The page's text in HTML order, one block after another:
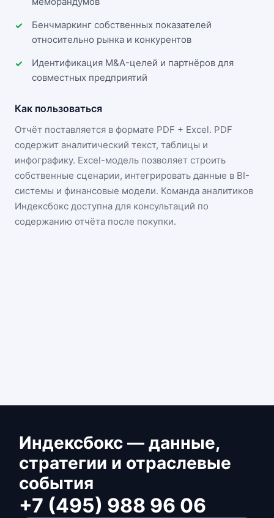
Бенчмаркинг собственных показателей
относительно рынка и конкурентов
Идентификация M&A-целей и партнёров для
совместных предприятий
Как пользоваться
Отчёт поставляется в формате PDF + Excel. PDF
содержит аналитический текст, таблицы и
инфографику. Excel-модель позволяет строить
собственные сценарии, интегрировать данные в BI-
системы и финансовые модели. Команда аналитиков
Индексбокс доступна для консультаций по
содержанию отчёта после покупки.
Индексбокс — данные,
стратегии и отраслевые
события
+7 (495) 988 96 06